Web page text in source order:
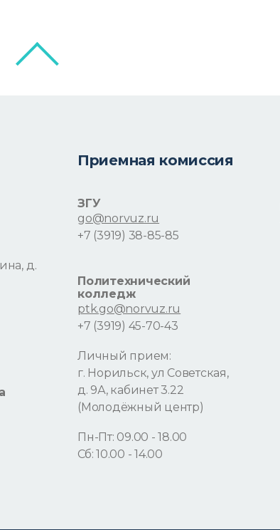
д.
Приемная комиссия
ЗГУ
go@norvuz.ru
+7 (3919) 38-85-85
Политехнический
колледж
ptk.go@norvuz.ru
+7 (3919) 45-70-43
Личный прием:
г. Норильск, ул Советская,
д. 9А, кабинет 3.22
(Молодёжный центр)
Пн-Пт: 09.00 - 18.00
Сб: 10.00 - 14.00